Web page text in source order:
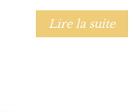
Lire la suite